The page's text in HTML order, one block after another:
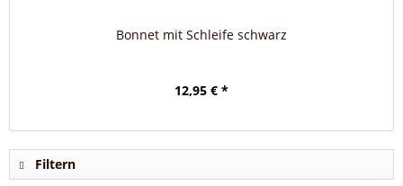
Bonnet mit Schleife schwarz
12,95 € *
Filtern